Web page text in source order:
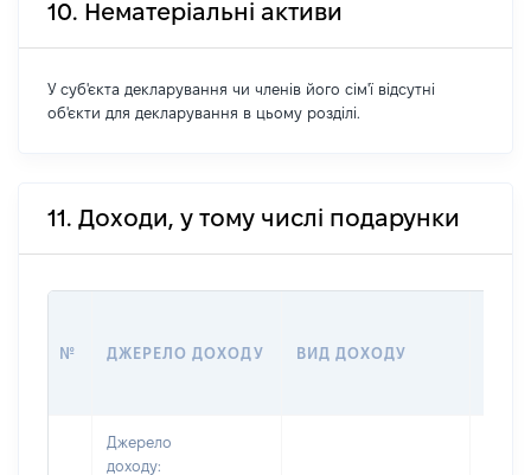
10. Нематеріальні активи
У суб'єкта декларування чи членів його сім'ї відсутні
об'єкти для декларування в цьому розділі.
11. Доходи, у тому числі подарунки
№ ДЖЕРЕЛО ДОХОДУ ВИД ДОХОДУ
Джерело
доходу: